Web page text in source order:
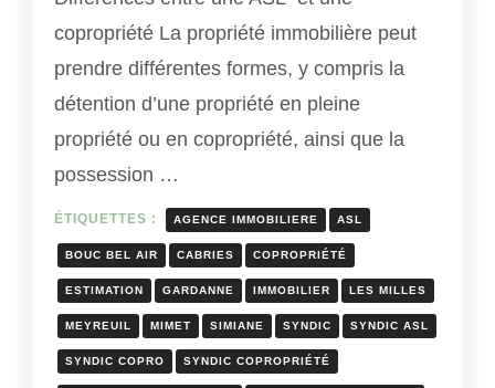
copropriété La propriété immobilière peut
prendre différentes formes, y compris la
détention d’une propriété en pleine
propriété ou en copropriété, ainsi que la
possession …
ÉTIQUETTES : AGENCE IMMOBILIERE ASL
BOUC BEL AIR CABRIES COPROPRIÉTÉ
ESTIMATION GARDANNE IMMOBILIER LES MILLES
MEYREUIL MIMET SIMIANE SYNDIC SYNDIC ASL
SYNDIC COPRO SYNDIC COPROPRIÉTÉ